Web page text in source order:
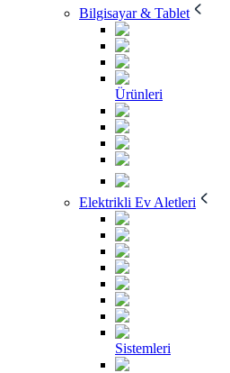
Bilgisayar & Tablet
Ürünleri
Elektrikli Ev Aletleri
Sistemleri